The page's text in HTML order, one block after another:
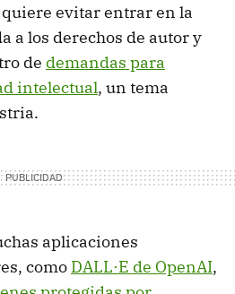
evitar entrar en la
a los derechos de autor y
de demandas para
intelectual, un tema
aplicaciones
como DALL·E de OpenAI,